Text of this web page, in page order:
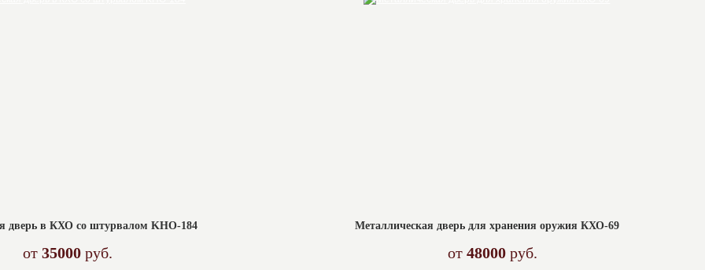
дверь в КХО со штурвалом KHO-184
от35000 руб.
Металлическая дверь для хранения оружия КХО-69
от48000 руб.